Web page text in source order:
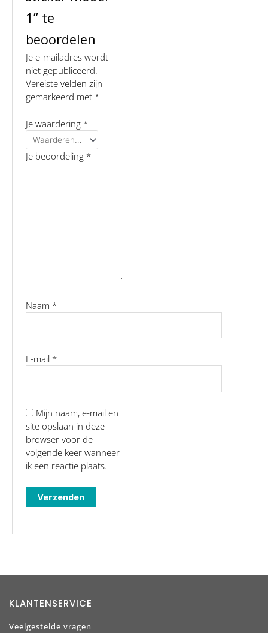
1” te
beoordelen
Je e-mailadres wordt
niet gepubliceerd.
Vereiste velden zijn
gemarkeerd met *
Je waardering *
Je beoordeling *
Naam *
E-mail *
Mijn naam, e-mail en
site opslaan in deze
browser voor de
volgende keer wanneer
ik een reactie plaats.
KLANTENSERVICE
Veelgestelde vragen